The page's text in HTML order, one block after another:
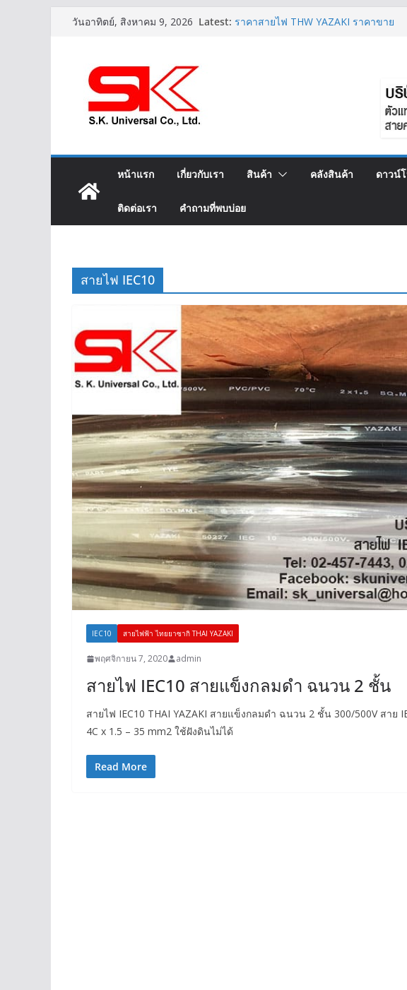
วันอาทิตย์, สิงหาคม 9, 2026 Latest: ราคาสายไฟ THW YAZAKI ราคาขาย
หน้าแรก เกี่ยวกับเรา สินค้า คลังสินค้า ดาวน์
ติดต่อเรา คำถามที่พบบ่อย
สายไฟ IEC10
IEC10 สายไฟฟ้า ไทยยาซากิ THAI YAZAKI
พฤศจิกายน 7, 2020 admin
สายไฟ IEC10 สายแข็งกลมดำ ฉนวน 2 ชั้น
สายไฟ IEC10 THAI YAZAKI สายแข็งกลมดำ ฉนวน 2 ชั้น 300/500V สาย
4C x 1.5 – 35 mm2 ใช้ฝังดินไม่ได้
Read More